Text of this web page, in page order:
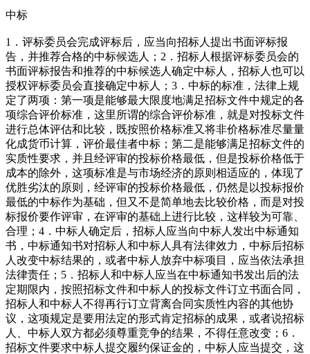
中标
1．评标委员会完成评标后，应当向招标人提出书面评标报
告，并推荐合格的中标候选人；2．招标人根据评标委员会的
书面评标报告和推荐的中标候选人确定中标人，招标人也可以
授权评标委员会直接确定中标人；3．中标的标准，法律上规
定了两项：第一项是能够最大限度地满足招标文件中规定的各
项综合评价标准，这里所谓的综合评价标准，就是对投标文件
进行总体评估和比较，既按照价格标准又将非价格标准尽量量
化成货币计算，评价最佳者中标；第二是能够满足招标文件的
实质性要求，并且经评审的投标价格最低，但是投标价格低于
成本的除外，这项标准是与市场经济的原则相适应的，体现了
优胜劣汰的原则，经评审的投标价格最低，仍然是以投标报价
最低的中标作为基础，但又不是简单地去比较价格，而是对投
标报价要作评审，在评审的基础上进行比较，这样较为可靠、
合理；4．中标人确定后，招标人应当向中标人发出中标通知
书，中标通知书对招标人和中标人具有法律效力，中标后招标
人改变中标结果的，或者中标人放弃中标项目，应当依法承担
法律责任；5．招标人和中标人应当在中标通知书发出后的法
定期限内，按照招标文件和中标人的投标文件订立书面合同，
招标人和中标人不得再行订立背离合同实质性内容的其他协
议，这项规定是要用法定的形式肯定招标的成果，或者说招标
人、中标人双方都必须尊重竞争的结果，不得任意改变；6．
招标文件要求中标人提交履约保证金的，中标人应当提交，这